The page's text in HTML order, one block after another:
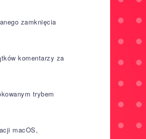
zamknięcia
komentarzy za
trybem
macOS,